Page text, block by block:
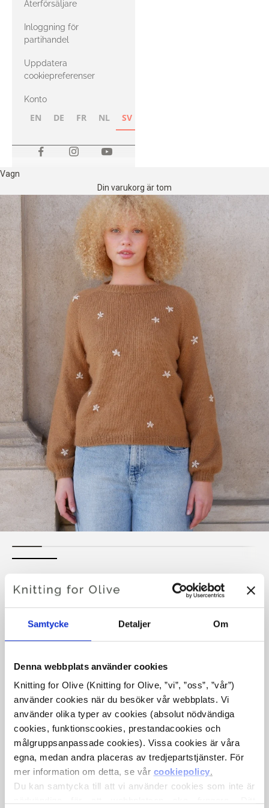
Samtycke Detaljer Om
Denna webbplats använder cookies
Knitting for Olive (Knitting for Olive, ”vi”, ”oss”, ”vår”)
använder cookies när du besöker vår webbplats. Vi
använder olika typer av cookies (absolut nödvändiga
cookies, funktionscookies, prestandacookies och
målgruppsanpassade cookies). Vissa cookies är våra
egna, medan andra placeras av tredjepartstjänster. För
mer information om detta, se vår cookiepolicy.
Du kan samtycka till att vi använder cookies som inte är
med Heavy
Merino
Återförsäljare
Inloggning för
partihandel
Uppdatera
cookiepreferenser
Konto
EN DE FR NL SV
Vagn
Din varukorg är tom
DAISY SWEATER
SPRÅKET
Köp av garn?
JAG SKULLE VILJA KÖPA GARN TILL MÖNSTRET